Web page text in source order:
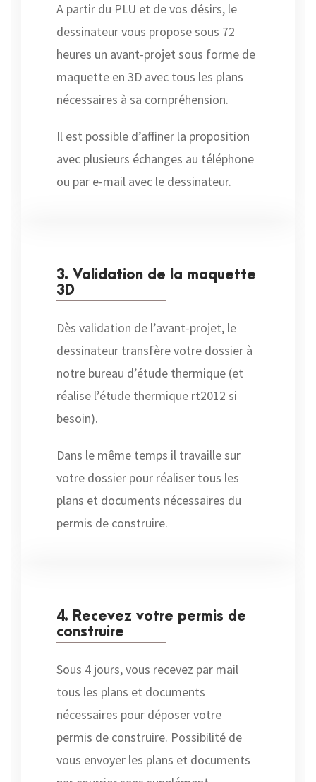
A partir du PLU et de vos désirs, le
dessinateur vous propose sous 72
heures un avant-projet sous forme de
maquette en 3D avec tous les plans
nécessaires à sa compréhension.
Il est possible d’affiner la proposition
avec plusieurs échanges au téléphone
ou par e-mail avec le dessinateur.
3. Validation de la maquette
3D
Dès validation de l’avant-projet, le
dessinateur transfère votre dossier à
notre bureau d’étude thermique (et
réalise l’étude thermique rt2012 si
besoin).
Dans le même temps il travaille sur
votre dossier pour réaliser tous les
plans et documents nécessaires du
permis de construire.
4. Recevez votre permis de
construire
Sous 4 jours, vous recevez par mail
tous les plans et documents
nécessaires pour déposer votre
permis de construire. Possibilité de
vous envoyer les plans et documents